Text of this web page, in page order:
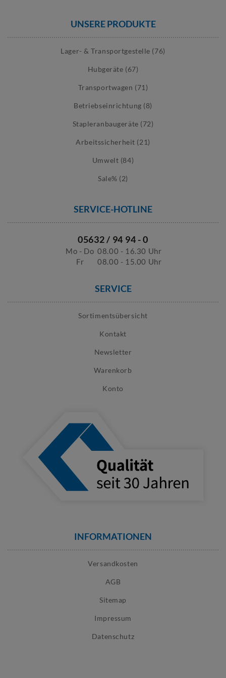
UNSERE PRODUKTE
Lager- & Transportgestelle (76)
Hubgeräte (67)
Transportwagen (71)
Betriebseinrichtung (8)
Stapleranbaugeräte (72)
Arbeitssicherheit (21)
Umwelt (84)
Sale% (2)
SERVICE-HOTLINE
05632 / 94 94 - 0
Mo - Do 08.00 - 16.30 Uhr
Fr
08.00 - 15.00 Uhr
SERVICE
Sortimentsübersicht
Kontakt
Newsletter
Warenkorb
Konto
INFORMATIONEN
Versandkosten
AGB
Sitemap
Impressum
Datenschutz